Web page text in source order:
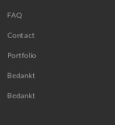
FAQ
Contact
Portfolio
Bedankt
Bedankt